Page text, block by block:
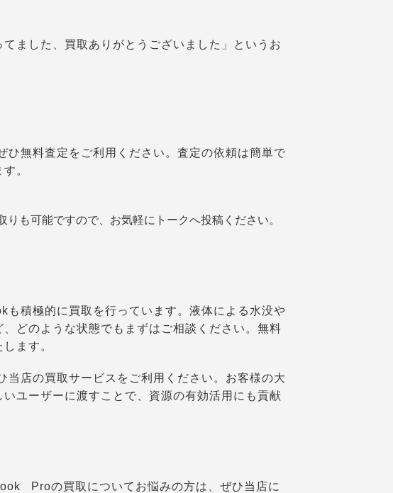
ました、買取ありがとうございました」というお
無料査定をご利用ください。査定の依頼は簡単で
。
りも可能ですので、お気軽にトークへ投稿ください。
積極的に買取を行っています。液体による水没や
どのような状態でもまずはご相談ください。無料
ます。
店の買取サービスをご利用ください。お客様の大
ユーザーに渡すことで、資源の有効活用にも貢献
Proの買取についてお悩みの方は、ぜひ当店に